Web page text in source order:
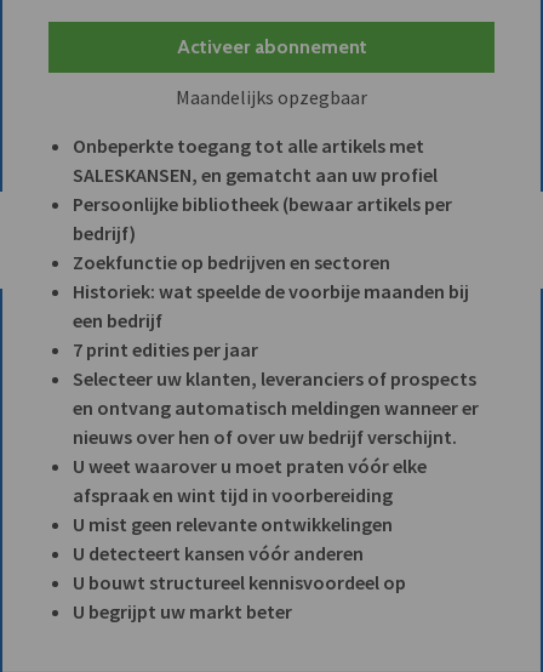
Activeer abonnement
Maandelijks opzegbaar
Onbeperkte toegang tot alle artikels met
SALESKANSEN, en gematcht aan uw profiel
Persoonlijke bibliotheek (bewaar artikels per
bedrijf)
Zoekfunctie op bedrijven en sectoren
Historiek: wat speelde de voorbije maanden bij
een bedrijf
7 print edities per jaar
Selecteer uw klanten, leveranciers of prospects
en ontvang automatisch meldingen wanneer er
nieuws over hen of over uw bedrijf verschijnt.
U weet waarover u moet praten vóór elke
afspraak en wint tijd in voorbereiding
U mist geen relevante ontwikkelingen
U detecteert kansen vóór anderen
U bouwt structureel kennisvoordeel op
U begrijpt uw markt beter